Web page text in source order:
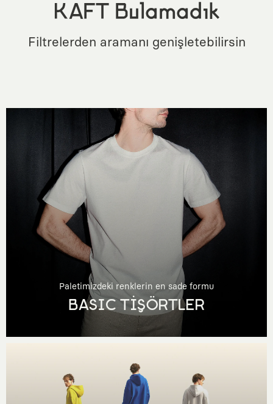
KAFT Bulamadık
Filtrelerden aramanı genişletebilirsin
Paletimizdeki renklerin en sade formu
BASIC TİŞÖRTLER